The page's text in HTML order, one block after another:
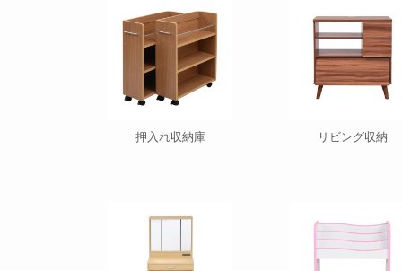
押入れ収納庫 リビング収納